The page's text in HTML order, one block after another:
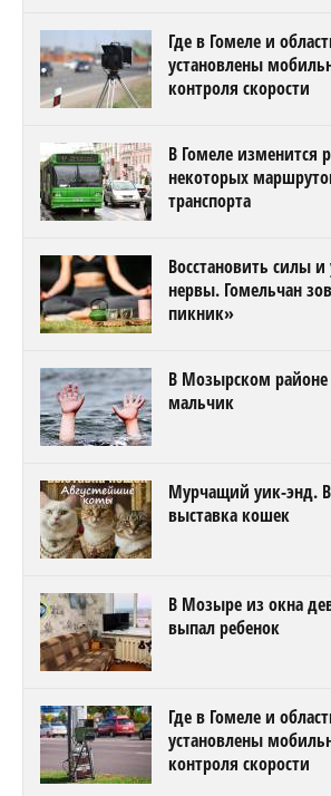
Где в Гомеле и
установлены
контроля скорости
В Гомеле изменится
некоторых
транспорта
Восстановить силы и
нервы. Гомельчан
пикник»
В Мозырском районе
мальчик
Мурчащий уик-энд.
выставка кошек
В Мозыре из окна
выпал ребенок
Где в Гомеле и
установлены
контроля скорости